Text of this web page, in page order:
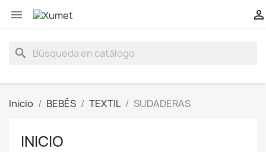
 
search
Inicio BEBÉS TEXTIL SUDADERAS
INICIO